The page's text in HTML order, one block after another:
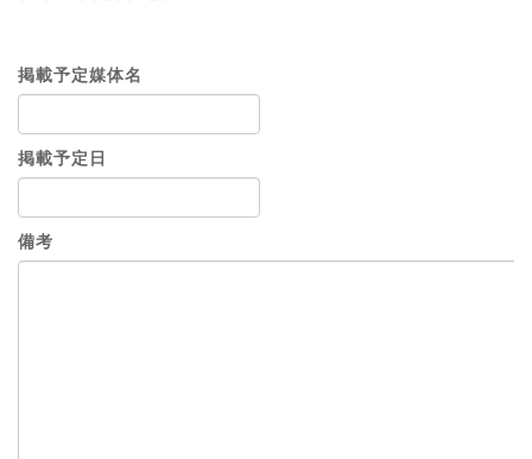
掲載予定媒体名
掲載予定日
備考